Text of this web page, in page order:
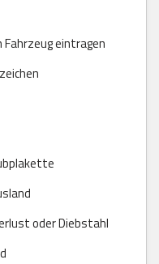
Fahrzeug eintragen
oder Diebstahl